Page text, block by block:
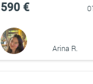
590 €
Arina R.